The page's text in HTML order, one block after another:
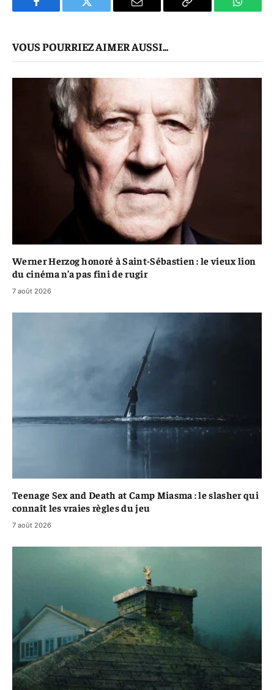
Facebook Twitter
E-
Copier
VOUS POURRIEZ AIMER AUSSI...
Werner Herzog honoré à Saint-Sébastien : le vieux lion
du cinéma n’a pas fini de rugir
7 août 2026
Teenage Sex and Death at Camp Miasma : le slasher qui
connaît les vraies règles du jeu
7 août 2026